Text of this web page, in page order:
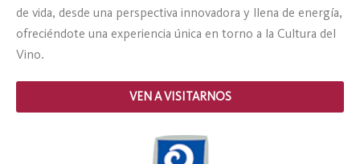
de vida, desde una perspectiva innovadora y llena de energía,
ofreciéndote una experiencia única en torno a la Cultura del
Vino.
VEN A VISITARNOS